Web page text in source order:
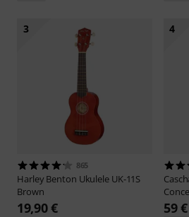
3
865
Harley Benton Ukulele UK-11S
Brown
19,90 €
4
59 €